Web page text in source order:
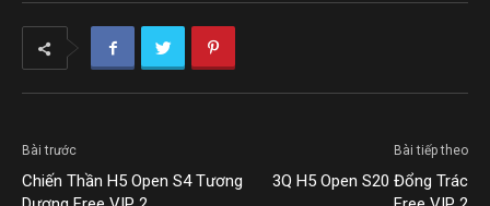
Bài trước
Chiến Thần H5 Open S4 Tương
Bài tiếp theo
3Q H5 Open S20 Đổng Trác